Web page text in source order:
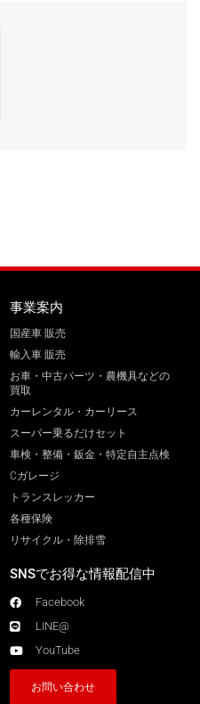
事業案内
国産車 販売
輸入車 販売
お車・中古パーツ・農機具などの
買取
カーレンタル・カーリース
スーパー乗るだけセット
車検・整備・鈑金・特定自主点検
Cガレージ
トランスレッカー
各種保険
リサイクル・除排雪
SNSでお得な情報配信中
Facebook
LINE@
YouTube
お問い合わせ